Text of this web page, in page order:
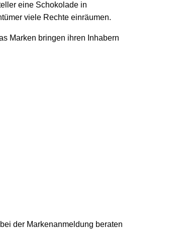
eine Schokolade in
viele Rechte einräumen.
Marken bringen ihren Inhabern
der Markenanmeldung beraten